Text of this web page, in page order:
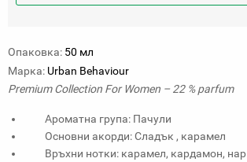
Опаковка: 50 мл
Марка: Urban Behaviour
Premium Collection For Women – 22 % parfum
Ароматна група: Пачули
Основни акорди: Сладък , карамел
Връхни нотки: карамел, кардамон, нар